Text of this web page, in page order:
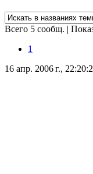
Всего 5 сообщ. |
1
16 апр. 2006 г.,